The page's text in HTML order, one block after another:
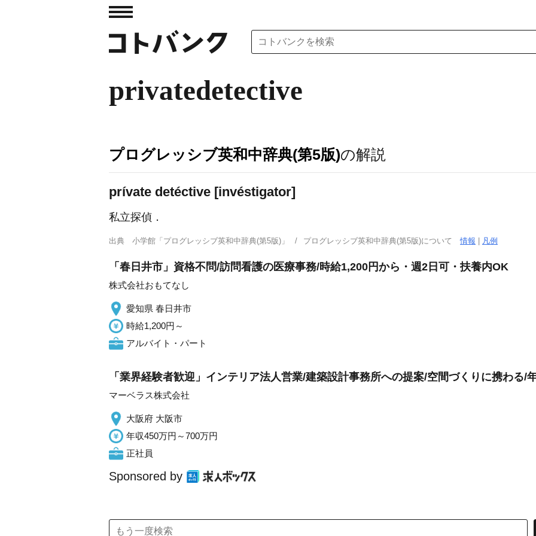
privatedetective
プログレッシブ英和中辞典(第5版)の解説
prívate detéctive [invéstigator]
私立探偵 ．
出典 小学館「プログレッシブ英和中辞典(第5版)」 プログレッシブ英和中辞典(第5版)について情報 凡例
「春日井市」資格不問/訪問看護の医療事務/時給1,200円から・週2日可・扶養内OK
株式会社おもてなし
愛知県 春日井市
時給1,200円～
アルバイト・パート
「業界経験者歓迎」インテリア法人営業/建築設計事務所への提案/空間づくりに携わる/
マーベラス株式会社
大阪府 大阪市
年収450万円～700万円
正社員
Sponsored by